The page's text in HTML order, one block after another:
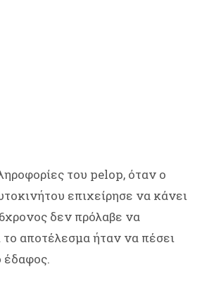
του pelop, όταν ο
επιχείρησε να κάνει
δεν πρόλαβε να
το αποτέλεσμα ήταν να πέσει
έδαφος.